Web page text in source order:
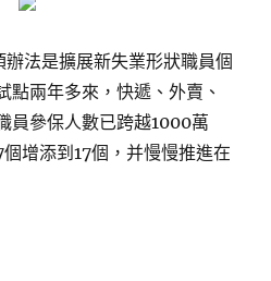
辦法是擴展新失業形狀職員個
點兩年多來，快遞、外賣、
員參保人數已跨越1000萬
增添到17個，并慢慢推進在